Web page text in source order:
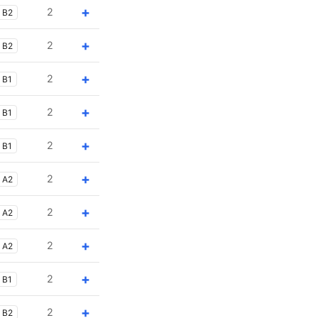
B2 2 +
B2 2 +
B1 2 +
B1 2 +
B1 2 +
A2 2 +
A2 2 +
A2 2 +
B1 2 +
B2 2 +